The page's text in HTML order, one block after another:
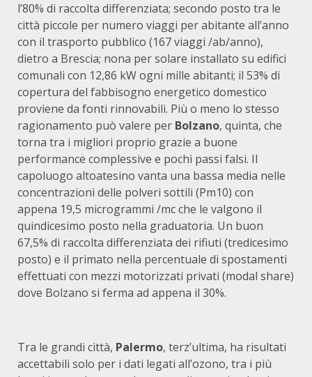
l’80% di raccolta differenziata; secondo posto tra le
città piccole per numero viaggi per abitante all’anno
con il trasporto pubblico (167 viaggi /ab/anno),
dietro a Brescia; nona per solare installato su edifici
comunali con 12,86 kW ogni mille abitanti; il 53% di
copertura del fabbisogno energetico domestico
proviene da fonti rinnovabili. Più o meno lo stesso
ragionamento può valere per Bolzano, quinta, che
torna tra i migliori proprio grazie a buone
performance complessive e pochi passi falsi. Il
capoluogo altoatesino vanta una bassa media nelle
concentrazioni delle polveri sottili (Pm10) con
appena 19,5 microgrammi /mc che le valgono il
quindicesimo posto nella graduatoria. Un buon
67,5% di raccolta differenziata dei rifiuti (tredicesimo
posto) e il primato nella percentuale di spostamenti
effettuati con mezzi motorizzati privati (modal share)
dove Bolzano si ferma ad appena il 30%.
Tra le grandi città, Palermo, terz’ultima, ha risultati
accettabili solo per i dati legati all’ozono, tra i più